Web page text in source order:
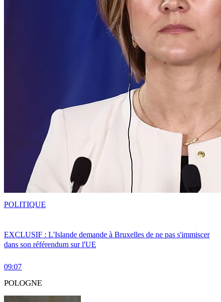
EXCLUSIF : L'Islande demande à Bruxelles de ne pas s'immiscer
dans son référendum sur l'UE
09:07
POLITIQUE
POLOGNE